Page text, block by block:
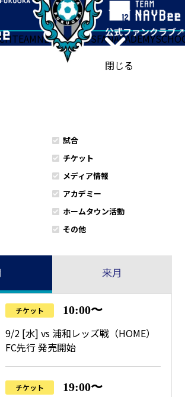
閉じる
TEAMNEWSGOODSFANACADEMY
試合
チケット
メディア情報
アカデミー
ホームタウン活動
その他
来月
チケット 10:00〜
9/2 [水] vs 浦和レッズ戦（HOME）
FC先行 発売開始
チケット 19:00〜